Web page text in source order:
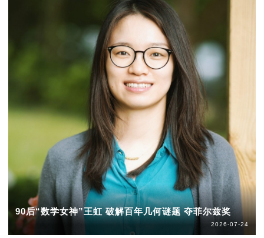
90后“数学女神”王虹 破解百年几何谜题 夺菲尔兹奖
2026-07-24